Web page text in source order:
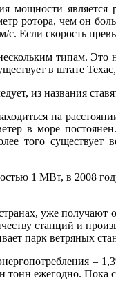
мощности
ротора, чем он
с. Если скорость
типам.
в штате
из названия
на
в море
того
1 МВт, в 2008
уже
станций и
парк ветряных
–
тонн ежегодно.